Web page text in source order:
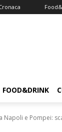
FOOD&DRINK
Napoli e Pompei: